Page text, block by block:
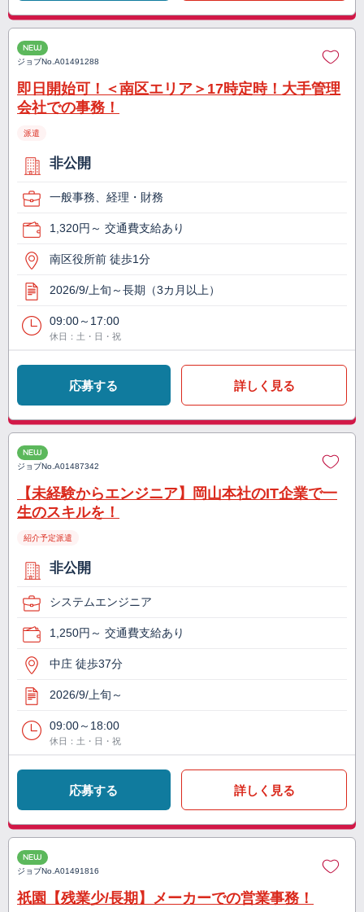
NEW
ジョブNo.A01491288
即日開始可！＜南区エリア＞17時定時！大手管理
会社での事務！
派遣
非公開
一般事務、経理・財務
1,320円～ 交通費支給あり
南区役所前 徒歩1分
2026/9/上旬～長期（3カ月以上）
09:00～17:00
休日：土・日・祝
応募する 詳しく見る
NEW
ジョブNo.A01487342
【未経験からエンジニア】岡山本社のIT企業で一
生のスキルを！
紹介予定派遣
非公開
システムエンジニア
1,250円～ 交通費支給あり
中庄 徒歩37分
2026/9/上旬～
09:00～18:00
休日：土・日・祝
応募する 詳しく見る
NEW
ジョブNo.A01491816
祇園【残業少/長期】メーカーでの営業事務！